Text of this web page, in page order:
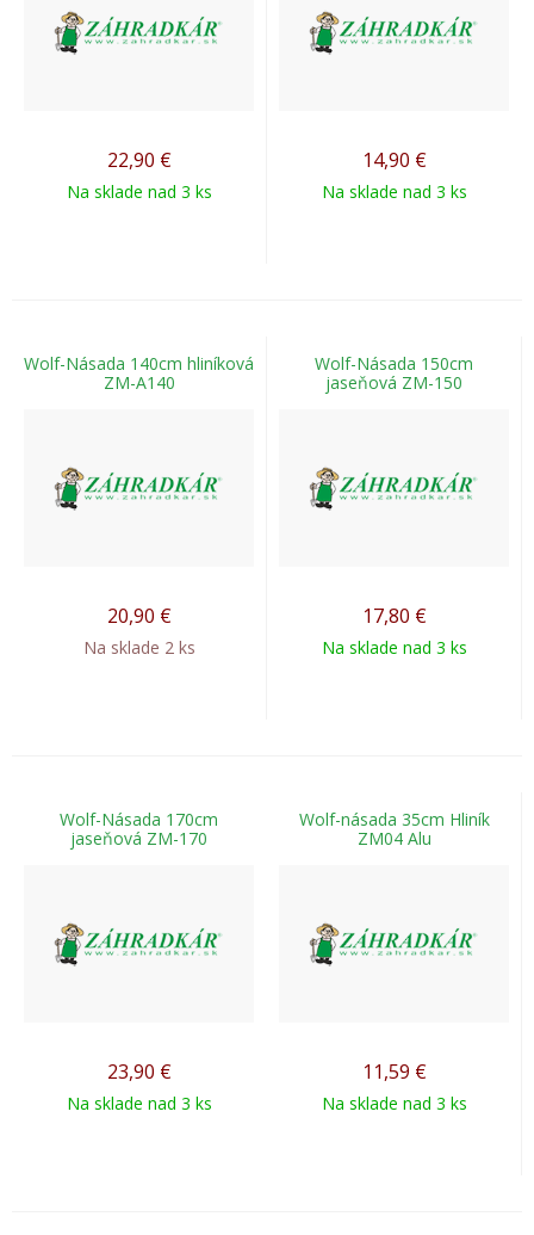
22,90 €
Na sklade nad 3 ks
14,90 €
Na sklade nad 3 ks
Wolf-Násada 140cm hliníková
ZM-A140
20,90 €
Na sklade 2 ks
Wolf-Násada 150cm
jaseňová ZM-150
17,80 €
Na sklade nad 3 ks
Wolf-Násada 170cm
jaseňová ZM-170
23,90 €
Na sklade nad 3 ks
Wolf-násada 35cm Hliník
ZM04 Alu
11,59 €
Na sklade nad 3 ks